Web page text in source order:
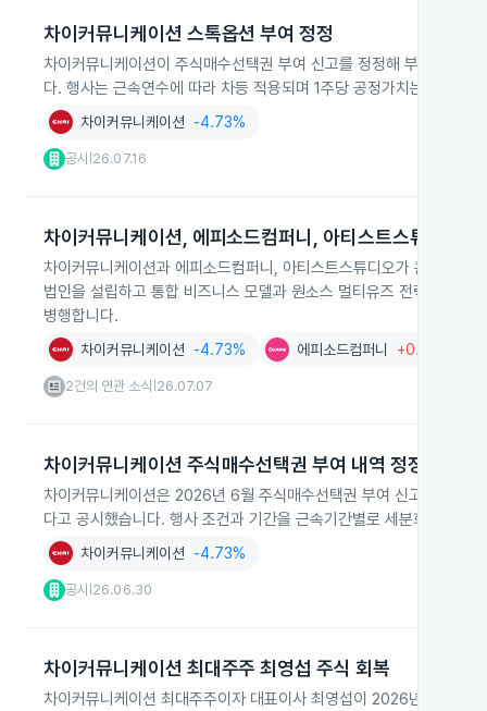
차이커뮤니케이션 스톡옵션 부여 정정
차이커뮤니케이션이 주식매수선택권 부여 신고를 정정해 부여 대
다. 행사는 근속연수에 따라 차등 적용되며 1주당 공정가치는 이항
차이커뮤니케이션 -4.73%
공시 26.07.16
차이커뮤니케이션, 에피소드컴퍼니, 아티스트스튜디오
차이커뮤니케이션과 에피소드컴퍼니, 아티스트스튜디오가 콘텐츠 제
법인을 설립하고 통합 비즈니스 모델과 원소스 멀티유즈 전략을 추
병행합니다.
차이커뮤니케이션 -4.73% 에피소드컴퍼니 +0.17%
2건의 연관 소식 26.07.07
차이커뮤니케이션 주식매수선택권 부여 내역 정정
차이커뮤니케이션은 2026년 6월 주식매수선택권 부여 신고를 정
다고 공시했습니다. 행사 조건과 기간을 근속기간별로 세분화했고 공
차이커뮤니케이션 -4.73%
공시 26.06.30
차이커뮤니케이션 최대주주 최영섭 주식 회복
차이커뮤니케이션 최대주주이자 대표이사 최영섭이 2026년 3월